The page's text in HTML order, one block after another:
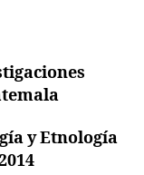
y Etnología